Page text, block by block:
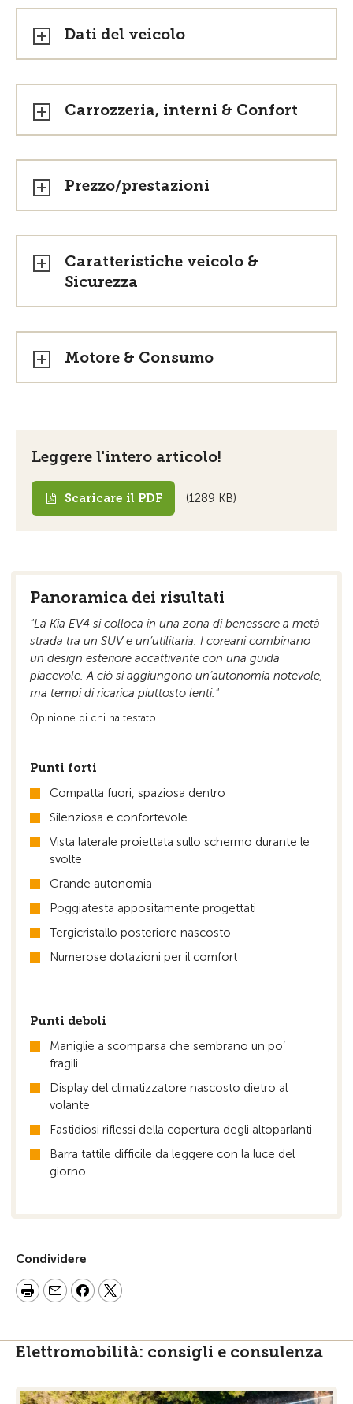
Dati del veicolo
Carrozzeria, interni & Confort
Prezzo/prestazioni
Caratteristiche veicolo &
Sicurezza
Motore & Consumo
Leggere l'intero articolo!
Scaricare il PDF (1289 KB)
Panoramica dei risultati
"La Kia EV4 si colloca in una zona di benessere a metà
strada tra un SUV e un’utilitaria. I coreani combinano
un design esteriore accattivante con una guida
piacevole. A ciò si aggiungono un’autonomia notevole,
ma tempi di ricarica piuttosto lenti."
Opinione di chi ha testato
Punti forti
Compatta fuori, spaziosa dentro
Silenziosa e confortevole
Vista laterale proiettata sullo schermo durante le
svolte
Grande autonomia
Poggiatesta appositamente progettati
Tergicristallo posteriore nascosto
Numerose dotazioni per il comfort
Punti deboli
Maniglie a scomparsa che sembrano un po’
fragili
Display del climatizzatore nascosto dietro al
volante
Fastidiosi riflessi della copertura degli altoparlanti
Barra tattile difficile da leggere con la luce del
giorno
Condividere
Elettromobilità: consigli e consulenza